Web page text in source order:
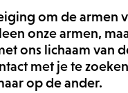
om de armen
onze armen,
ons lichaam van
met je te
op de ander.